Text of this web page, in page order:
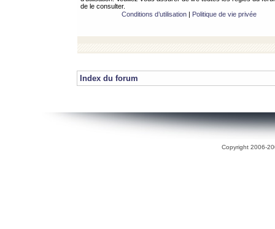
de le consulter.
Conditions d’utilisation| Politique de vie privée
Index du forum
Copyright 2006-